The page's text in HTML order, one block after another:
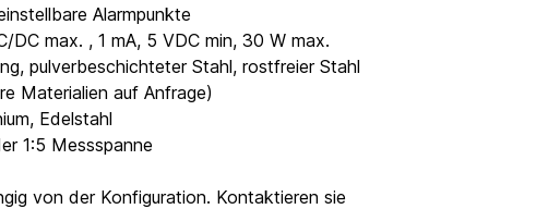
Alarmpunkte
DC max. , 1 mA, 5 VDC min, 30 W max.
pulverbeschichteter Stahl, rostfreier Stahl
Materialien auf Anfrage)
Edelstahl
1:5 Messspanne
von der Konfiguration. Kontaktieren sie